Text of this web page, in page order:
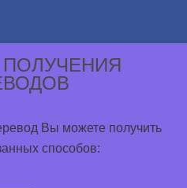
Вы можете получить
способов: